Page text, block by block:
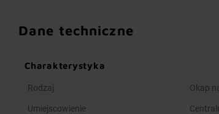
Dane techniczne
Charakterystyka
Rodzaj Okap
Umiejscowienie